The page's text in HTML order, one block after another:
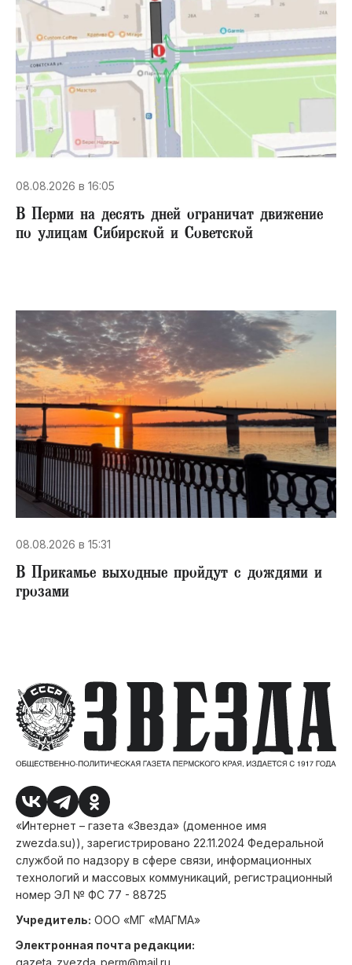
08.08.2026 в 16:05
В Перми на десять дней ограничат движение
по улицам Сибирской и Советской
08.08.2026 в 15:31
В Прикамье выходные пройдут с дождями и
грозами
«Интернет – газета «Звезда» (доменное имя
zwezda.su)), зарегистрировано 22.11.2024 Федеральной
службой по надзору в сфере связи, информационных
технологий и массовых коммуникаций, регистрационный
номер ЭЛ № ФС 77 - 88725
Учредитель: ООО «МГ «МАГМА»
Электронная почта редакции: